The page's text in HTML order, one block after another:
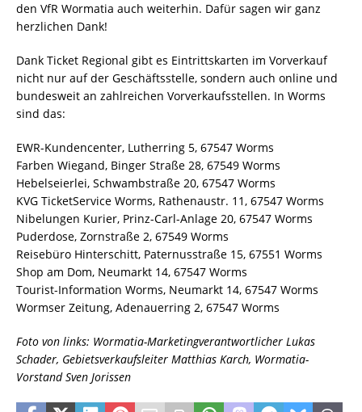
den VfR Wormatia auch weiterhin. Dafür sagen wir ganz
herzlichen Dank!
Dank Ticket Regional gibt es Eintrittskarten im Vorverkauf
nicht nur auf der Geschäftsstelle, sondern auch online und
bundesweit an zahlreichen Vorverkaufsstellen. In Worms
sind das:
EWR-Kundencenter, Lutherring 5, 67547 Worms
Farben Wiegand, Binger Straße 28, 67549 Worms
Hebelseierlei, Schwambstraße 20, 67547 Worms
KVG TicketService Worms, Rathenaustr. 11, 67547 Worms
Nibelungen Kurier, Prinz-Carl-Anlage 20, 67547 Worms
Puderdose, Zornstraße 2, 67549 Worms
Reisebüro Hinterschitt, Paternusstraße 15, 67551 Worms
Shop am Dom, Neumarkt 14, 67547 Worms
Tourist-Information Worms, Neumarkt 14, 67547 Worms
Wormser Zeitung, Adenauerring 2, 67547 Worms
Foto von links: Wormatia-Marketingverantwortlicher Lukas
Schader, Gebietsverkaufsleiter Matthias Karch, Wormatia-
Vorstand Sven Jorissen